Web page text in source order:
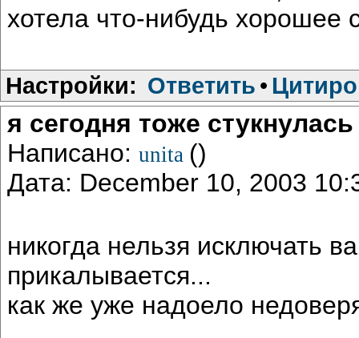
хотела что-нибудь хорошее
Настройки: Ответить •
я сегодня тоже
Написано: unita ()
Дата: December 10, 2003
никогда нельзя исключать
прикалывается...
как же уже надоело